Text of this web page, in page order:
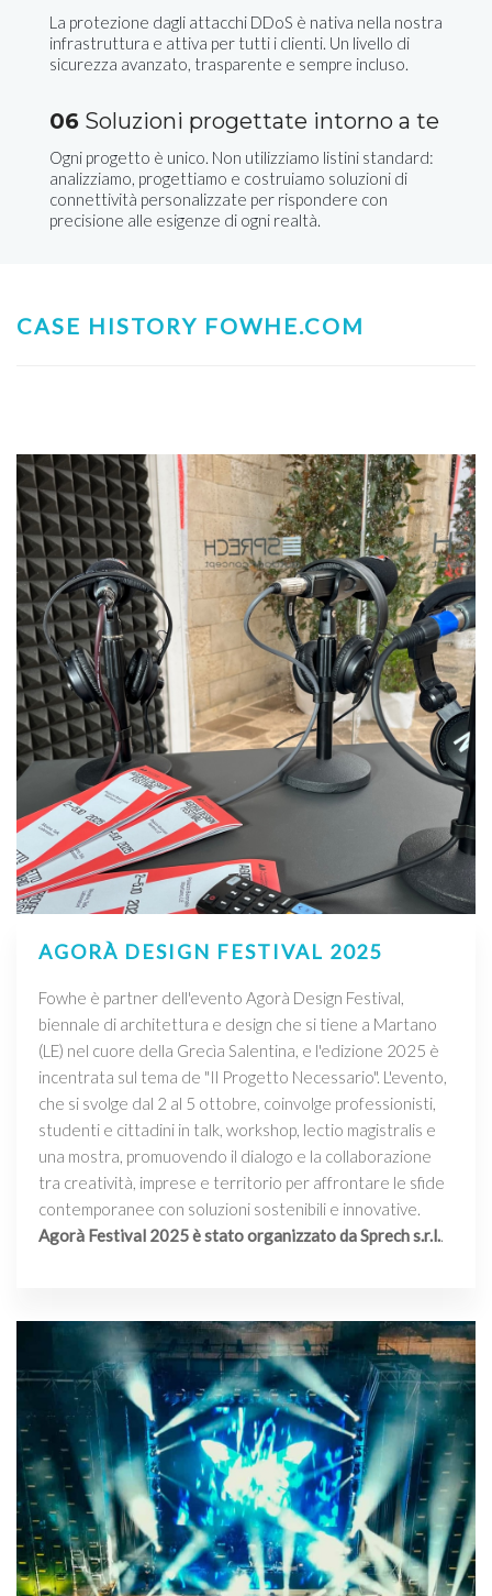
La protezione dagli attacchi DDoS è nativa nella nostra
infrastruttura e attiva per tutti i clienti. Un livello di
sicurezza avanzato, trasparente e sempre incluso.
06 Soluzioni progettate intorno a te
Ogni progetto è unico. Non utilizziamo listini standard:
analizziamo, progettiamo e costruiamo soluzioni di
connettività personalizzate per rispondere con
precisione alle esigenze di ogni realtà.
CASE HISTORY FOWHE.COM
AGORÀ DESIGN FESTIVAL 2025
Fowhe è partner dell'evento Agorà Design Festival,
biennale di architettura e design che si tiene a Martano
(LE) nel cuore della Grecìa Salentina, e l'edizione 2025 è
incentrata sul tema de "Il Progetto Necessario". L'evento,
che si svolge dal 2 al 5 ottobre, coinvolge professionisti,
studenti e cittadini in talk, workshop, lectio magistralis e
una mostra, promuovendo il dialogo e la collaborazione
tra creatività, imprese e territorio per affrontare le sfide
contemporanee con soluzioni sostenibili e innovative.
Agorà Festival 2025 è stato organizzato da Sprech s.r.l..